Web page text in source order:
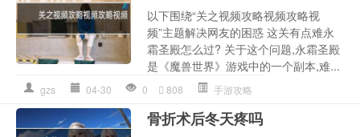
以下围绕“关之视频攻略视频攻略视
频”主题解决网友的困惑 这关有点难永
霜圣殿怎么过? 关于这个问题,永霜圣殿
是《魔兽世界》游戏中的一个副本,难...
gzs 04-30 0 808 手游攻略
骨折术后冬天疼吗